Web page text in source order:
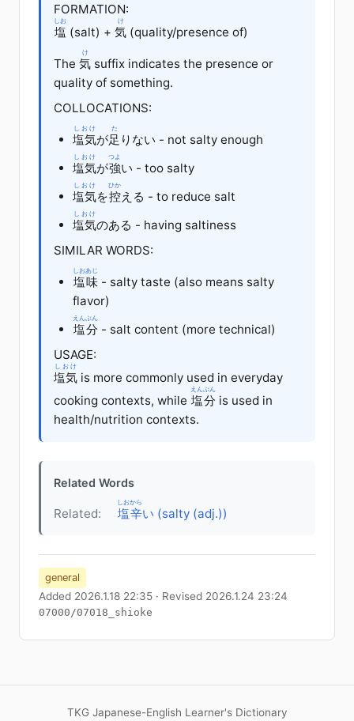
FORMATION:
塩
しお
(salt) + 気
け
(quality/presence of)
The 気
け
suffix indicates the presence or
quality of something.
COLLOCATIONS:
塩気
しおけ
が足
た
りない - not salty enough
塩気
しおけ
が強
つよ
い - too salty
塩気
しおけ
を控
ひか
える - to reduce salt
塩気
しおけ
のある - having saltiness
SIMILAR WORDS:
塩味
しおあじ
- salty taste (also means salty
flavor)
塩分
えんぶん
- salt content (more technical)
USAGE:
塩気
しおけ
is more commonly used in everyday
cooking contexts, while 塩分
えんぶん
is used in
health/nutrition contexts.
Related Words
Related: 塩辛
しおから
い (salty (adj.))
general
Added 2026.1.18 22:35 · Revised 2026.1.24 23:24
07000/07018_shioke
TKG Japanese-English Learner's Dictionary